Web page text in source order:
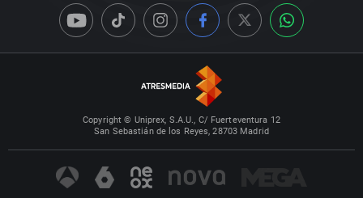
Copyright © Uniprex, S.A.U., C/ Fuerteventura 12
San Sebastián de los Reyes, 28703 Madrid